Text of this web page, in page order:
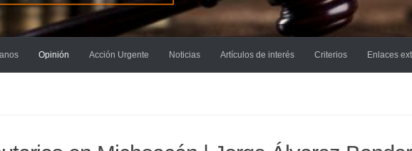
Opinión Acción Urgente Noticias Artículos de interés Criterios Enlaces